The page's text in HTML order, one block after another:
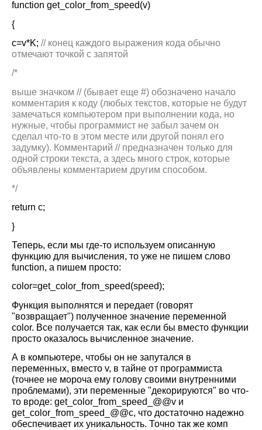
function get_color_from_speed(v)
{
c=v*K; // конец каждого выражения кода обычно
отмечают точкой с запятой
/*
выше значком // (бывает еще #) обозначено начало
комментария к коду (любых текстов, которые не будут
замечаться компьютером при выполнении кода, но
нужные, чтобы программист не забыл зачем он
сделал что-то в этом месте или другой понял его
задумку). Комментарий // предназначен только для
одной строки текста, а здесь много строк, которые
объявлены комментарием другим способом.
*/
return c;
}
Теперь, если мы где-то используем описанную
функцию для вычисления, то уже не пишем слово
function, а пишем просто:
color=get_ color from speed(speed);
Функция выполнятся и передает (говорят
"возвращает") полученное значение переменной
color. Все получается так, как если бы вместо функции
просто оказалось вычисленное значение.
А в компьютере, чтобы он не запутался в
переменных, вместо v, в тайне от программиста
(точнее не мороча ему голову своими внутренними
проблемами), эти переменные "декорируются" во что-
то вроде: get_ color from speed _@@v и
get_ color from speed _@@c, что достаточно надежно
обеспечивает их уникальность. Точно так же комп